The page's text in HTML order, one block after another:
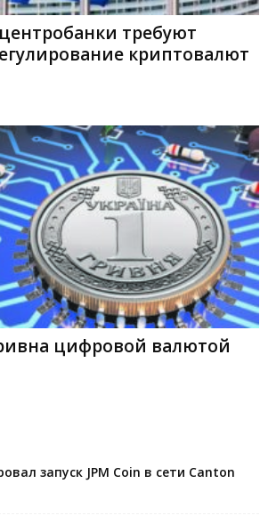
требуют
криптовалют
цифровой валютой
запуск JPM Coin в сети Canton